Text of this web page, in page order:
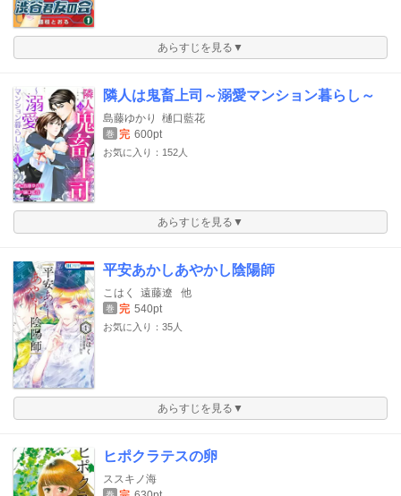
あらすじを見る▼
隣人は鬼畜上司～溺愛マンション暮らし～
島藤ゆかり 樋口藍花
巻 完 600pt
お気に入り：152人
あらすじを見る▼
平安あかしあやかし陰陽師
こはく 遠藤遼 他
巻 完 540pt
お気に入り：35人
あらすじを見る▼
ヒポクラテスの卵
ススキノ海